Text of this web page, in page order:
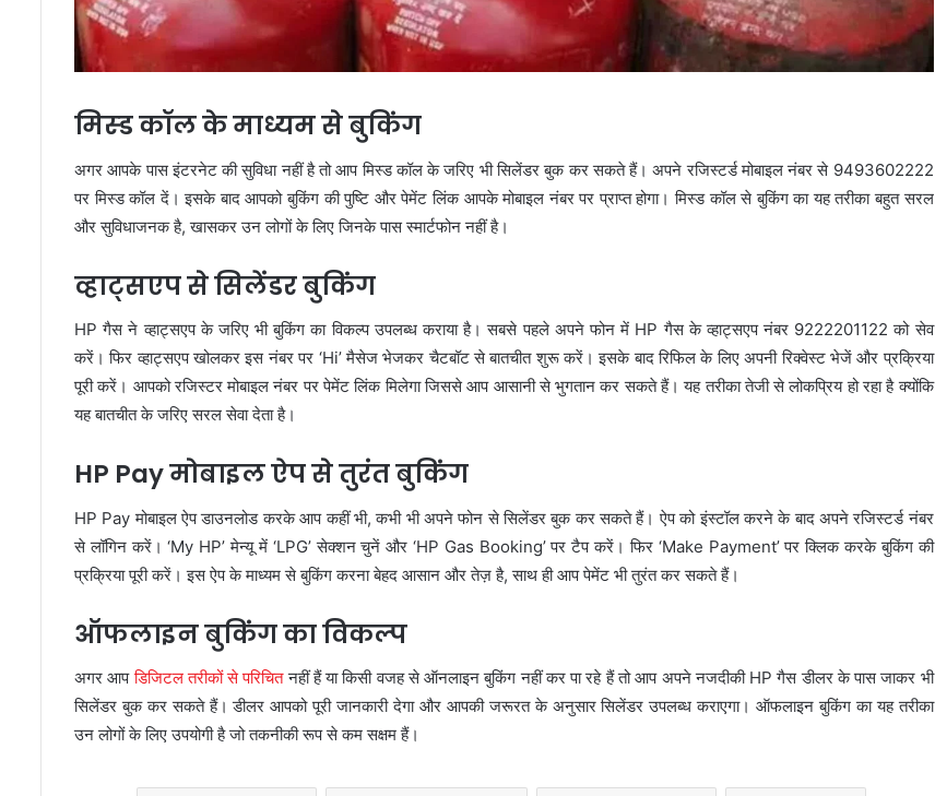
मिस्ड कॉल के माध्यम से बुकिंग
अगर आपके पास इंटरनेट की सुविधा नहीं है तो आप मिस्ड कॉल के जरिए भी सिलेंडर बुक कर सकते हैं। अपने रजिस्टर्ड मोबाइल नंबर से 9493602222
पर मिस्ड कॉल दें। इसके बाद आपको बुकिंग की पुष्टि और पेमेंट लिंक आपके मोबाइल नंबर पर प्राप्त होगा। मिस्ड कॉल से बुकिंग का यह तरीका बहुत सरल
और सुविधाजनक है, खासकर उन लोगों के लिए जिनके पास स्मार्टफोन नहीं है।
व्हाट्सएप से सिलेंडर बुकिंग
HP गैस ने व्हाट्सएप के जरिए भी बुकिंग का विकल्प उपलब्ध कराया है। सबसे पहले अपने फोन में HP गैस के व्हाट्सएप नंबर 9222201122 को सेव
करें। फिर व्हाट्सएप खोलकर इस नंबर पर ‘Hi’ मैसेज भेजकर चैटबॉट से बातचीत शुरू करें। इसके बाद रिफिल के लिए अपनी रिक्वेस्ट भेजें और प्रक्रिया
पूरी करें। आपको रजिस्टर मोबाइल नंबर पर पेमेंट लिंक मिलेगा जिससे आप आसानी से भुगतान कर सकते हैं। यह तरीका तेजी से लोकप्रिय हो रहा है क्योंकि
यह बातचीत के जरिए सरल सेवा देता है।
HP Pay मोबाइल ऐप से तुरंत बुकिंग
HP Pay मोबाइल ऐप डाउनलोड करके आप कहीं भी, कभी भी अपने फोन से सिलेंडर बुक कर सकते हैं। ऐप को इंस्टॉल करने के बाद अपने रजिस्टर्ड नंबर
से लॉगिन करें। ‘My HP’ मेन्यू में ‘LPG’ सेक्शन चुनें और ‘HP Gas Booking’ पर टैप करें। फिर ‘Make Payment’ पर क्लिक करके बुकिंग की
प्रक्रिया पूरी करें। इस ऐप के माध्यम से बुकिंग करना बेहद आसान और तेज़ है, साथ ही आप पेमेंट भी तुरंत कर सकते हैं।
ऑफलाइन बुकिंग का विकल्प
अगर आपडिजिटल तरीकों से परिचितनहीं हैं या किसी वजह से ऑनलाइन बुकिंग नहीं कर पा रहे हैं तो आप अपने नजदीकी HP गैस डीलर के पास जाकर भी
सिलेंडर बुक कर सकते हैं। डीलर आपको पूरी जानकारी देगा और आपकी जरूरत के अनुसार सिलेंडर उपलब्ध कराएगा। ऑफलाइन बुकिंग का यह तरीका
उन लोगों के लिए उपयोगी है जो तकनीकी रूप से कम सक्षम हैं।